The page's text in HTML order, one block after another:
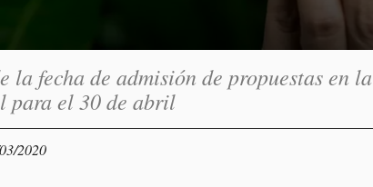
fecha de admisión de propuestas en la
para el 30 de abril
2020